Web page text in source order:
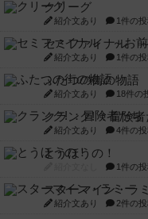
クリーグ
紹介文あり 1件の
セミファイナル
紹介文あり 1件の
ふたつの街の物語
紹介文あり 18件の
クランク! ：冒険者
紹介文あり 4件の投
とうほうの！
1件の
スターマイン・ラ
紹介文あり 2件の